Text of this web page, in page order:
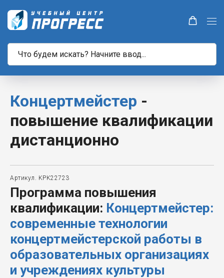
Концертмейстер -
повышение квалификации
дистанционно
Артикул. KPK22723
Программа повышения
квалификации: Концертмейстер:
современные технологии
концертмейстерской работы в
образовательных организациях
и учреждениях культуры